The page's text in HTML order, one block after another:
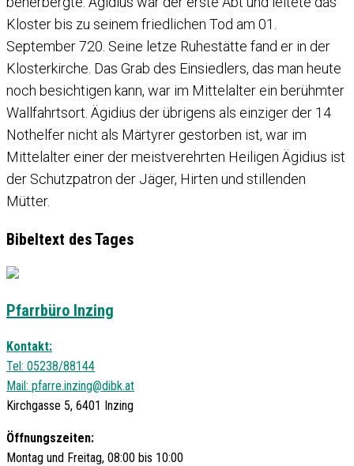
Kloster bis zu seinem friedlichen Tod am 01.
September 720. Seine letze Ruhestätte fand er in der
Klosterkirche. Das Grab des Einsiedlers, das man heute
noch besichtigen kann, war im Mittelalter ein berühmter
Wallfahrtsort. Ägidius der übrigens als einziger der 14
Nothelfer nicht als Märtyrer gestorben ist, war im
Mittelalter einer der meistverehrten Heiligen Ägidius ist
der Schutzpatron der Jäger, Hirten und stillenden
Mütter.
Bibeltext des Tages
Pfarrbüro Inzing
Kontakt:
Tel: 05238/88144
Mail: pfarre.inzing@dibk.at
Kirchgasse 5, 6401 Inzing
Öffnungszeiten:
Montag und Freitag, 08:00 bis 10:00